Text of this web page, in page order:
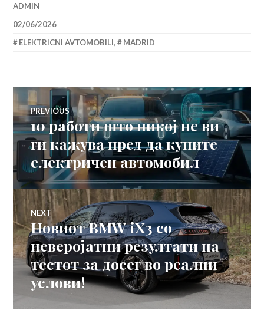
ADMIN
02/06/2026
ELEKTRICNI AVTOMOBILI, MADRID
Навигација
на
напис
PREVIOUS
Previous
post:
10 работи што никој не ви
ги кажува пред да купите
електричен автомобил
NEXT
Next
post:
Новиот BMW iX3 со
неверојатни резултати на
тестот за досег во реални
услови!